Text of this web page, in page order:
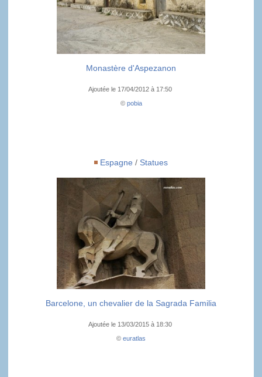
Monastère d'Aspezanon
Ajoutée le 17/04/2012 à 17:50
© pobia
Espagne / Statues
Barcelone, un chevalier de la Sagrada Familia
Ajoutée le 13/03/2015 à 18:30
© euratlas